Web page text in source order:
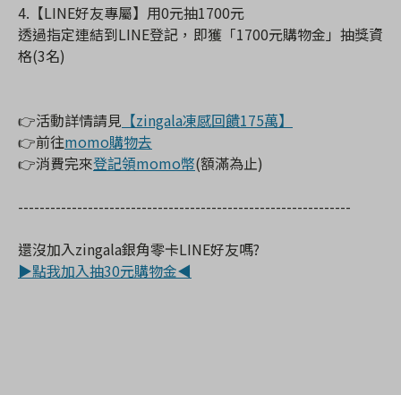
4.【LINE好友專屬】用0元抽1700元
透過指定連結到LINE登記，即獲「1700元購物金」抽獎資
格(3名)
👉活動詳情請見 【zingala凍感回饋175萬】
👉前往momo購物去
👉消費完來登記領momo幣(額滿為止)
--------------------------------------------------------------
還沒加入zingala銀角零卡LINE好友嗎?
▶點我加入抽30元購物金◀